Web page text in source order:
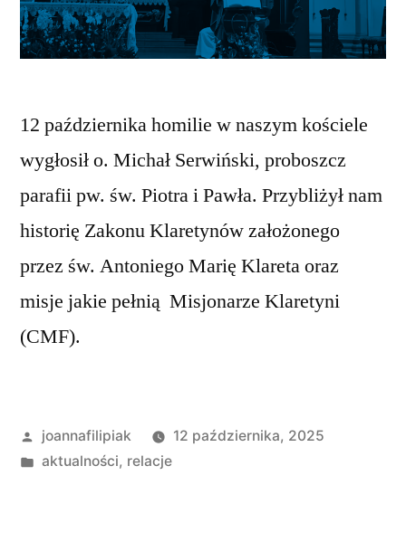
12 października homilie w naszym kościele
wygłosił o. Michał Serwiński, proboszcz
parafii pw. św. Piotra i Pawła. Przybliżył nam
historię Zakonu Klaretynów założonego
przez św. Antoniego Marię Klareta oraz
misje jakie pełnią Misjonarze Klaretyni
(CMF).
Opublikowane
przez
joannafilipiak
12 października, 2025
Opublikowano
aktualności, relacje